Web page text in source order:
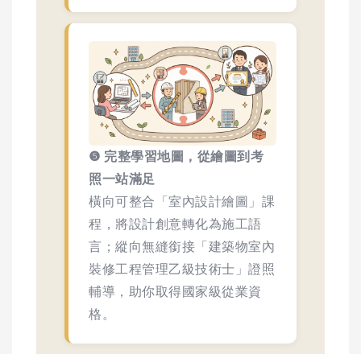
❺ 完整學習地圖，從繪圖到考
照一站滿足
橫向可整合「室內設計繪圖」課
程，將設計創意轉化為施工語
言；縱向無縫銜接「建築物室內
裝修工程管理乙級技術士」證照
輔導，助你取得國家級從業資
格。